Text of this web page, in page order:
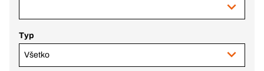
Typ
Všetko